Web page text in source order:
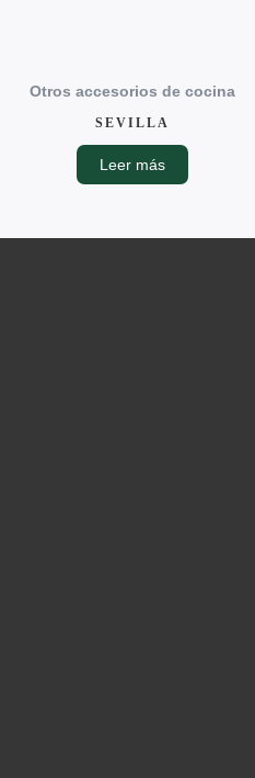
Otros accesorios de cocina
SEVILLA
Leer más